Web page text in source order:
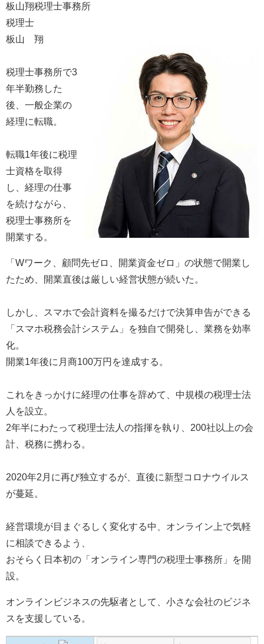
板山翔税理士事務所
税理士
板山 翔
税理士事務所で3
年半勤務した
後、 一般企業の
経理に転職。
転職1年後に税理
士資格を取得
し、 経理の仕事
を続けながら、
税理士事務所を
開業する。
「Wワーク、顧問先ゼロ、開業資金ゼロ」の状態で開業し
たため、
開業直後は厳しい経営状態が続いた。
しかし、スマホで会計資料を撮るだけで決算申告ができる
「スマホ税務会計システム」を独自で開発し、業務を効率
化。
開業1年後に月商100万円を達成する。
これをきっかけに経理の仕事を辞めて、 中規模の税理士法
人を設立。
2年半にわたって税理士法人の指揮を執り、 200社以上の会
計、税務に携わる。
2020年2月に再び独立するが、 直後に新型コロナウイルス
が蔓延。
経営環境が目まぐるしく変化する中、 オンライン上で気軽
に相談できるよう、
おそらく日本初の「オンライン専門の税理士事務所」を開
設。
オンラインビジネスの先駆者として、小さな会社のビジネ
スを支援している。